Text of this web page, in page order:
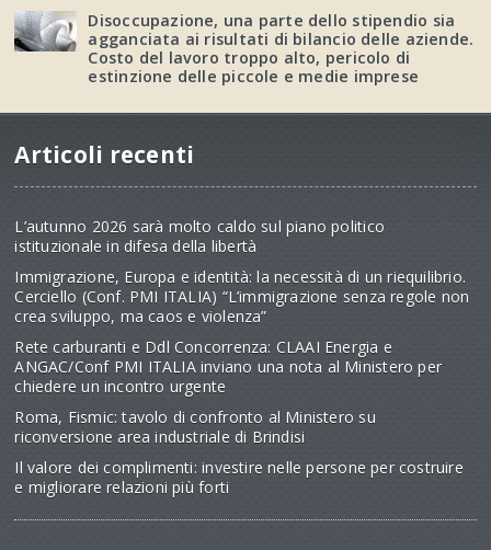
Disoccupazione, una parte dello stipendio sia
agganciata ai risultati di bilancio delle aziende.
Costo del lavoro troppo alto, pericolo di
estinzione delle piccole e medie imprese
Articoli recenti
L’autunno 2026 sarà molto caldo sul piano politico
istituzionale in difesa della libertà
Immigrazione, Europa e identità: la necessità di un riequilibrio.
Cerciello (Conf. PMI ITALIA) “L’immigrazione senza regole non
crea sviluppo, ma caos e violenza”
Rete carburanti e Ddl Concorrenza: CLAAI Energia e
ANGAC/Conf PMI ITALIA inviano una nota al Ministero per
chiedere un incontro urgente
Roma, Fismic: tavolo di confronto al Ministero su
riconversione area industriale di Brindisi
Il valore dei complimenti: investire nelle persone per costruire
e migliorare relazioni più forti